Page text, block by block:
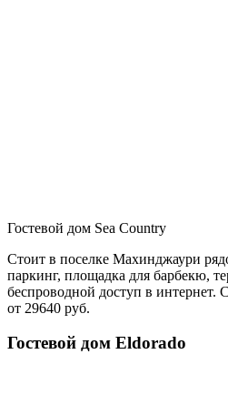
Гостевой дом Sea Country
Стоит в поселке Махинджаури
паркинг, площадка для барбекю,
беспроводной доступ в интернет.
от 29640 руб.
Гостевой дом Eldorado